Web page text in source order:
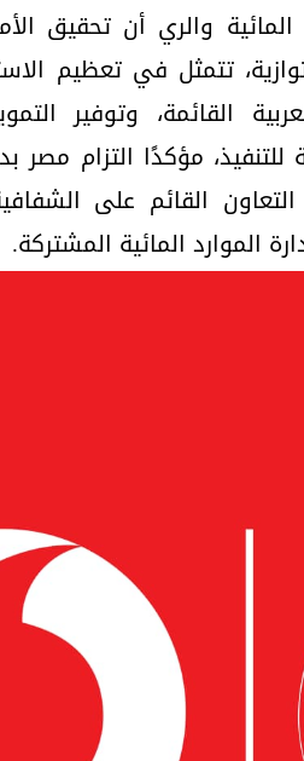
والري أن تحقيق
تتمثل في تعظيم
القائمة، وتوفير
مؤكدًا التزام مصر
القائم على
الموارد المائية المشتركة.